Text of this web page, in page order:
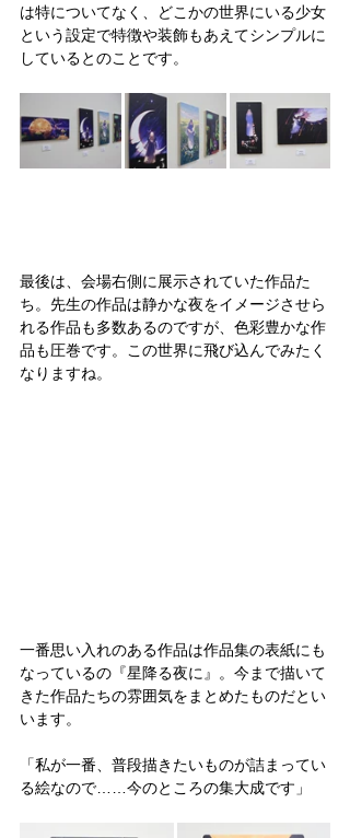
は特についてなく、どこかの世界にいる少女
という設定で特徴や装飾もあえてシンプルに
しているとのことです。
最後は、会場右側に展示されていた作品た
ち。先生の作品は静かな夜をイメージさせら
れる作品も多数あるのですが、色彩豊かな作
品も圧巻です。この世界に飛び込んでみたく
なりますね。
一番思い入れのある作品は作品集の表紙にも
なっているの『星降る夜に』。今まで描いて
きた作品たちの雰囲気をまとめたものだとい
います。
「私が一番、普段描きたいものが詰まってい
る絵なので……今のところの集大成です」